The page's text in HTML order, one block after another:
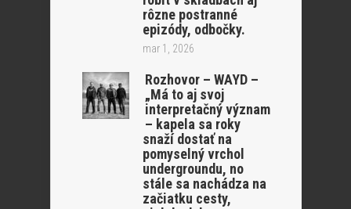
rôzne postranné
epizódy, odbočky.
mar 1, 2026
Rozhovor – WAYD –
„Má to aj svoj
interpretačný význam
– kapela sa roky
snaží dostať na
pomyselný vrchol
undergroundu, no
stále sa nachádza na
začiatku cesty,